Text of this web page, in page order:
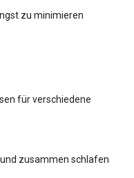
zu minimieren
für verschiedene
zusammen schlafen